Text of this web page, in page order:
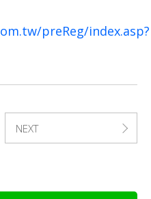
preReg/index.asp?
NEXT